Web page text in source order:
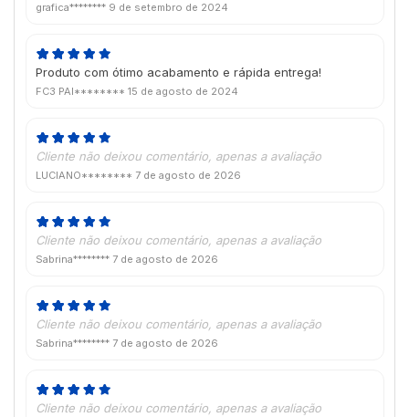
grafica******** 9 de setembro de 2024
Produto com ótimo acabamento e rápida entrega!
FC3 PAI******** 15 de agosto de 2024
Cliente não deixou comentário, apenas a avaliação
LUCIANO******** 7 de agosto de 2026
Cliente não deixou comentário, apenas a avaliação
Sabrina******** 7 de agosto de 2026
Cliente não deixou comentário, apenas a avaliação
Sabrina******** 7 de agosto de 2026
Cliente não deixou comentário, apenas a avaliação